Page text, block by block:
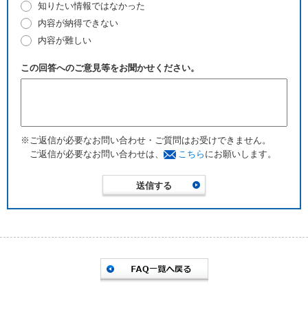
知りたい情報ではなかった
内容が納得できない
内容が難しい
この回答へのご意見等をお聞かせください。
※ご返信が必要なお問い合わせ・ご質問はお受けできません。
ご返信が必要なお問い合わせは、
こちら にお願いします。